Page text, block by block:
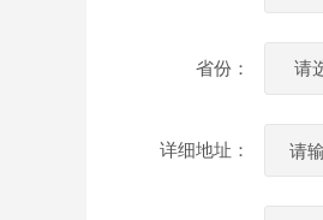
省份：
详细地址：